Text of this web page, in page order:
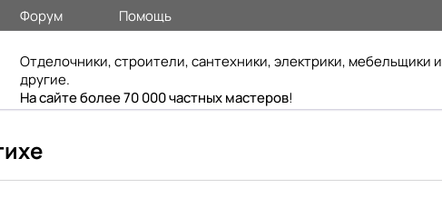
Форум Помощь
Отделочники, строители, сантехники, электрики, мебельщики и
другие.
На сайте более 70 000 частных мастеров!